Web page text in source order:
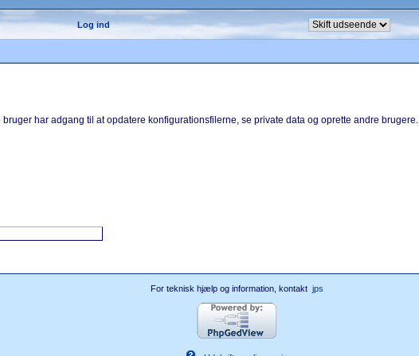
Log ind
har adgang til at opdatere konfigurationsfilerne, se private data og oprette andre brugere.
For teknisk hjælp og information, kontakt jps